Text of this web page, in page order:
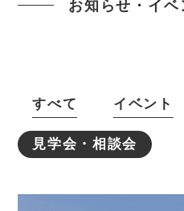
お知らせ・イベ
すべて イベント
見学会・相談会